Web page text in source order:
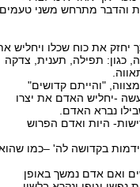
והדבר מתרחש משני
יחזק את כוח שכלו ויחליש
כגון: תפילה, תענית, צדקה
"והייתם קדושים"
-יחליש האדם את יצרו
נברא האדם.
היות ואדם הפרוש
בקדושה לה' –כמו
ואם אדם נמשך באופן